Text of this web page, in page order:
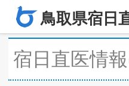
鳥取県宿日
宿日直医情